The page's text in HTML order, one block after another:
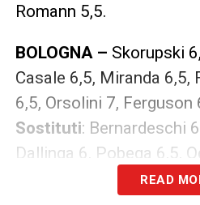
Romann 5,5.
BOLOGNA – Skorupski
Casale 6,5, Miranda 6,5,
6,5, Orsolini 7, Ferguson
Sostituti: Bernardeschi
Dallinga 6, Pobega 6,5,
LEGGI ANCHE –Europa
READ